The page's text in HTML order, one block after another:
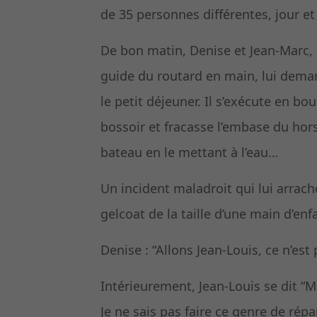
de 35 personnes différentes, jour
De bon matin, Denise et Jean-
guide du routard en main, lui
le petit déjeuner. Il s’exécute en
bossoir et fracasse l’embase du
bateau en le mettant à l’eau…
Un incident maladroit qui lui
gelcoat de la taille d’une main
Denise : “Allons Jean-Louis, ce n’est
Intérieurement, Jean-Louis se dit
Je ne sais pas faire ce genre de